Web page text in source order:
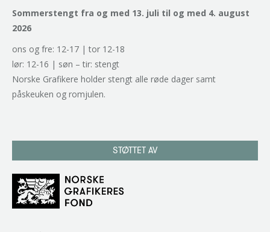
Sommerstengt fra og med 13. juli til og med 4. august
2026
ons og fre: 12-17 | tor 12-18
lør: 12-16 | søn – tir: stengt
Norske Grafikere holder stengt alle røde dager samt
påskeuken og romjulen.
STØTTET AV